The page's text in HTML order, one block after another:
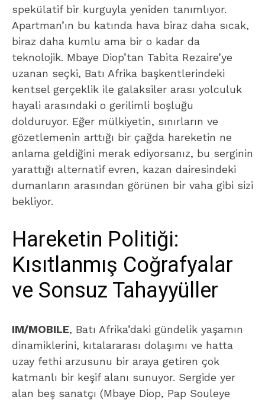
spekülatif bir kurguyla yeniden tanımlıyor.
Apartman’ın bu katında hava biraz daha sıcak,
biraz daha kumlu ama bir o kadar da
teknolojik. Mbaye Diop’tan Tabita Rezaire’ye
uzanan seçki, Batı Afrika başkentlerindeki
kentsel gerçeklik ile galaksiler arası yolculuk
hayali arasındaki o gerilimli boşluğu
dolduruyor. Eğer mülkiyetin, sınırların ve
gözetlemenin arttığı bir çağda hareketin ne
anlama geldiğini merak ediyorsanız, bu serginin
yarattığı alternatif evren, kazan dairesindeki
dumanların arasından görünen bir vaha gibi sizi
bekliyor.
Hareketin Politiği:
Kısıtlanmış Coğrafyalar
ve Sonsuz Tahayyüller
IM/MOBILE, Batı Afrika’daki gündelik yaşamın
dinamiklerini, kıtalararası dolaşımı ve hatta
uzay fethi arzusunu bir araya getiren çok
katmanlı bir keşif alanı sunuyor. Sergide yer
alan beş sanatçı (Mbaye Diop, Pap Souleye